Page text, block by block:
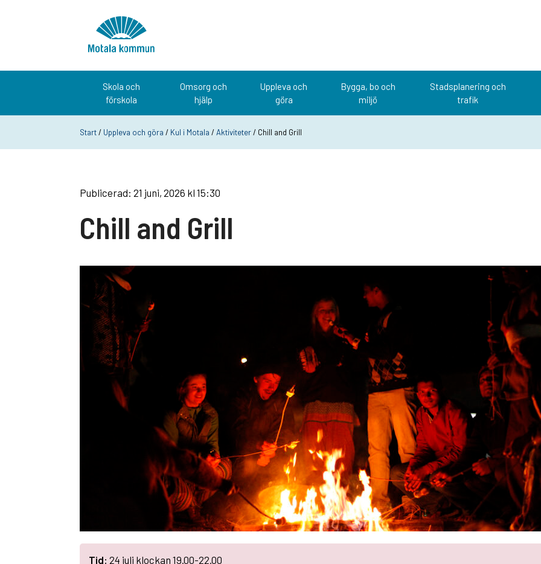
Skola och
förskola
Omsorg och
hjälp
Uppleva och
göra
Bygga, bo och
miljö
Stadsplanering och
trafik
Start/ Uppleva och göra / Kul i Motala /Aktiviteter/ Chill and Grill
Publicerad: 21 juni, 2026 kl 15:30
Chill and Grill
Tid: 24 juli klockan 19.00-22.00